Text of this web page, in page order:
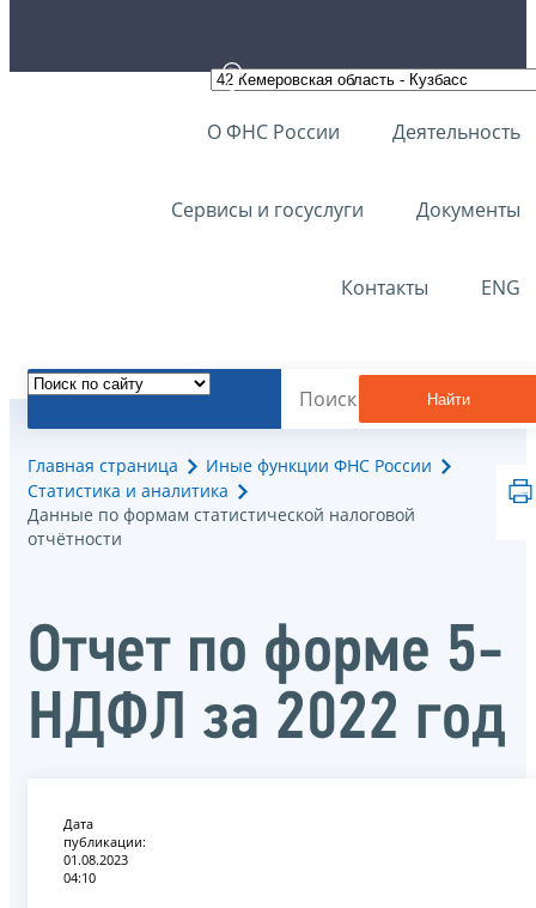
О ФНС России Деятельность
Сервисы и госуслуги Документы
Контакты ENG
Найти
Главная страница
Иные функции ФНС России
Статистика и аналитика
Данные по формам статистической налоговой
отчётности
Отчет по форме 5-
НДФЛ за 2022 год
Дата
публикации:
01.08.2023
04:10